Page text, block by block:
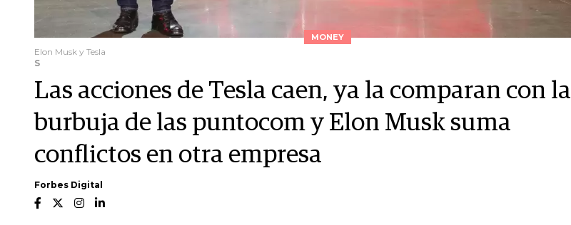
MONEY
Elon Musk y Tesla
S
Las acciones de Tesla caen, ya la comparan con la
burbuja de las puntocom y Elon Musk suma
conflictos en otra empresa
Forbes Digital